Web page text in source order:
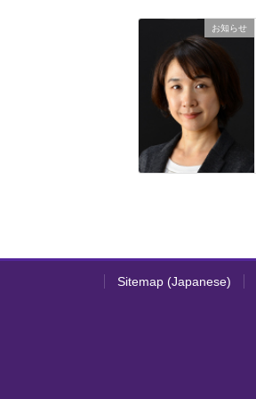
お知らせ
Sitemap (Japanese)